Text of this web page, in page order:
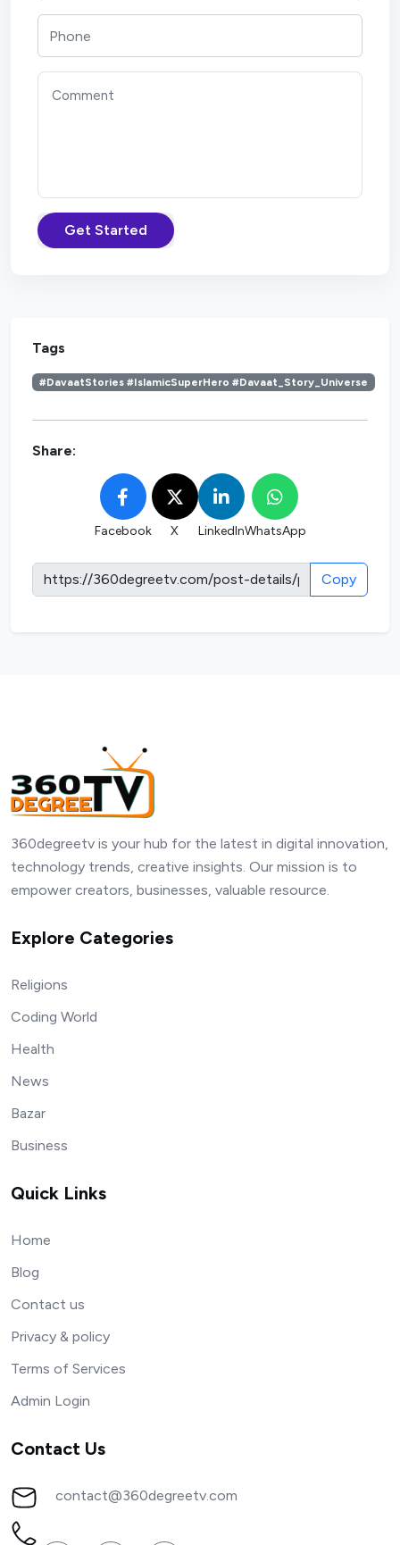
Get Started
Tags
#DavaatStories #IslamicSuperHero #Davaat_Story_Universe
Share:
Facebook X LinkedInWhatsApp
Copy
360degreetv is your hub for the latest in digital innovation,
technology trends, creative insights. Our mission is to
empower creators, businesses, valuable resource.
Explore Categories
Religions
Coding World
Health
News
Bazar
Business
Quick Links
Home
Blog
Contact us
Privacy & policy
Terms of Services
Admin Login
Contact Us
contact@360degreetv.com